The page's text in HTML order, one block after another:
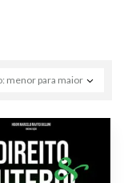
menor para maior